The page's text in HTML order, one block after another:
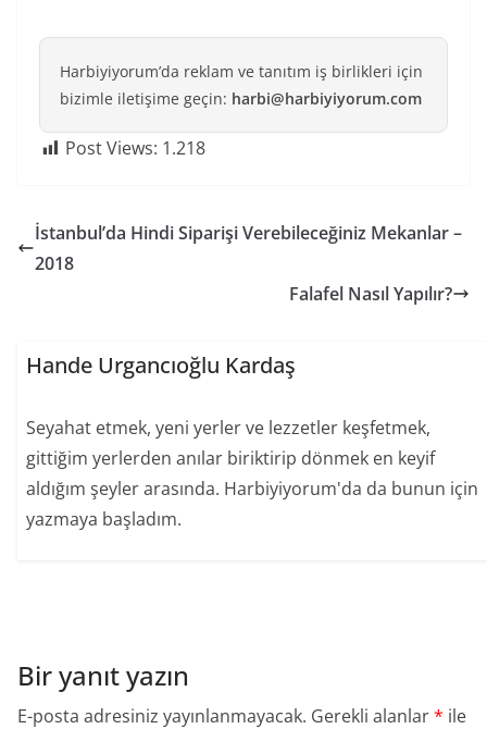
Harbiyiyorum’da reklam ve tanıtım iş birlikleri için
bizimle iletişime geçin: harbi@harbiyiyorum.com
Post Views: 1.218
İstanbul’da Hindi Siparişi Verebileceğiniz Mekanlar –
2018
Falafel Nasıl Yapılır?
Hande Urgancıoğlu Kardaş
Seyahat etmek, yeni yerler ve lezzetler keşfetmek,
gittiğim yerlerden anılar biriktirip dönmek en keyif
aldığım şeyler arasında. Harbiyiyorum'da da bunun için
yazmaya başladım.
Bir yanıt yazın
E-posta adresiniz yayınlanmayacak. Gerekli alanlar* ile